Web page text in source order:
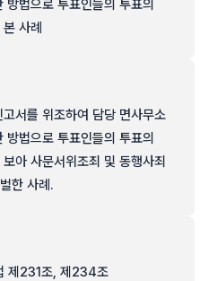
법으로 투표인들의 투표의
사례
서를 위조하여 담당 면사무소
법으로 투표인들의 투표의
아 사문서위조죄 및 동행사죄
한 사례.
제231조, 제234조